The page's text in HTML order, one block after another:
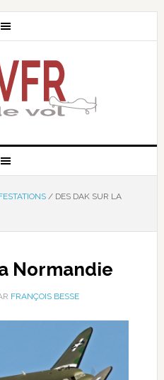
/DES DAK SUR LA
Normandie
FRANÇOIS BESSE